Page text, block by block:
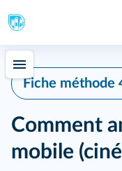
Fiche méthode
Comment
mobile